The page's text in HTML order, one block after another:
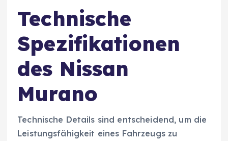
Technische
Spezifikationen
des Nissan
Murano
Technische Details sind entscheidend, um die
Leistungsfähigkeit eines Fahrzeugs zu